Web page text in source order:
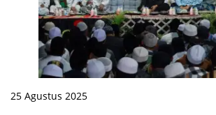
25 Agustus 2025